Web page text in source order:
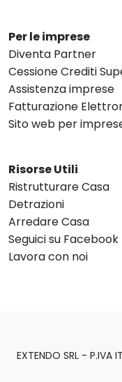
Per le imprese
Diventa Partner
Cessione Crediti
Assistenza imprese
Fatturazione
Sito web per
Risorse Utili
Ristrutturare Casa
Detrazioni
Arredare Casa
Seguici su Facebook
Lavora con noi
EXTENDO SRL -